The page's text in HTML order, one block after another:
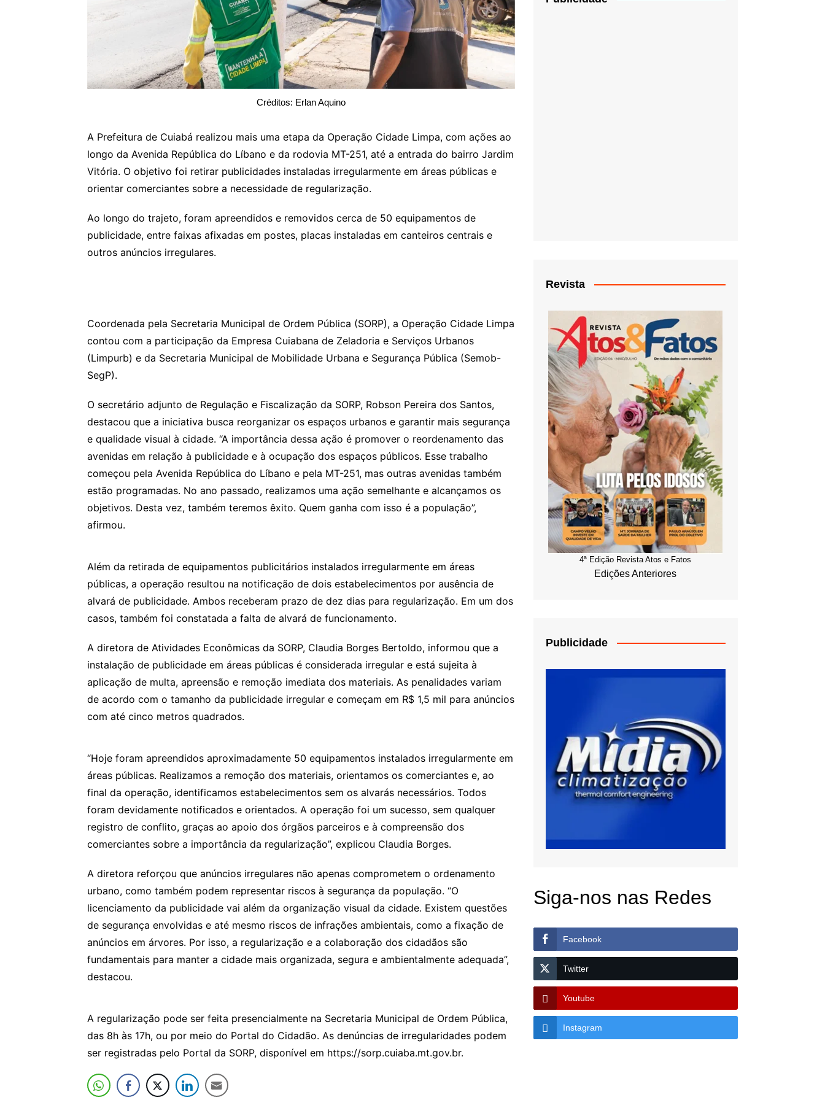
Créditos: Erlan Aquino
A Prefeitura de Cuiabá realizou mais uma etapa da Operação Cidade Limpa, com ações ao
longo da Avenida República do Líbano e da rodovia MT-251, até a entrada do bairro Jardim
Vitória. O objetivo foi retirar publicidades instaladas irregularmente em áreas públicas e
orientar comerciantes sobre a necessidade de regularização.
Ao longo do trajeto, foram apreendidos e removidos cerca de 50 equipamentos de
publicidade, entre faixas afixadas em postes, placas instaladas em canteiros centrais e
outros anúncios irregulares.
Coordenada pela Secretaria Municipal de Ordem Pública (SORP), a Operação Cidade Limpa
contou com a participação da Empresa Cuiabana de Zeladoria e Serviços Urbanos
(Limpurb) e da Secretaria Municipal de Mobilidade Urbana e Segurança Pública (Semob-
SegP).
O secretário adjunto de Regulação e Fiscalização da SORP, Robson Pereira dos Santos,
destacou que a iniciativa busca reorganizar os espaços urbanos e garantir mais segurança
e qualidade visual à cidade. “A importância dessa ação é promover o reordenamento das
avenidas em relação à publicidade e à ocupação dos espaços públicos. Esse trabalho
começou pela Avenida República do Líbano e pela MT-251, mas outras avenidas também
estão programadas. No ano passado, realizamos uma ação semelhante e alcançamos os
objetivos. Desta vez, também teremos êxito. Quem ganha com isso é a população”,
afirmou.
Além da retirada de equipamentos publicitários instalados irregularmente em áreas
públicas, a operação resultou na notificação de dois estabelecimentos por ausência de
alvará de publicidade. Ambos receberam prazo de dez dias para regularização. Em um dos
casos, também foi constatada a falta de alvará de funcionamento.
A diretora de Atividades Econômicas da SORP, Claudia Borges Bertoldo, informou que a
instalação de publicidade em áreas públicas é considerada irregular e está sujeita à
aplicação de multa, apreensão e remoção imediata dos materiais. As penalidades variam
de acordo com o tamanho da publicidade irregular e começam em R$ 1,5 mil para anúncios
com até cinco metros quadrados.
“Hoje foram apreendidos aproximadamente 50 equipamentos instalados irregularmente em
áreas públicas. Realizamos a remoção dos materiais, orientamos os comerciantes e, ao
final da operação, identificamos estabelecimentos sem os alvarás necessários. Todos
foram devidamente notificados e orientados. A operação foi um sucesso, sem qualquer
registro de conflito, graças ao apoio dos órgãos parceiros e à compreensão dos
comerciantes sobre a importância da regularização”, explicou Claudia Borges.
A diretora reforçou que anúncios irregulares não apenas comprometem o ordenamento
urbano, como também podem representar riscos à segurança da população. “O
licenciamento da publicidade vai além da organização visual da cidade. Existem questões
de segurança envolvidas e até mesmo riscos de infrações ambientais, como a fixação de
anúncios em árvores. Por isso, a regularização e a colaboração dos cidadãos são
fundamentais para manter a cidade mais organizada, segura e ambientalmente adequada”,
destacou.
A regularização pode ser feita presencialmente na Secretaria Municipal de Ordem Pública,
das 8h às 17h, ou por meio do Portal do Cidadão. As denúncias de irregularidades podem
ser registradas pelo Portal da SORP, disponível em https://sorp.cuiaba.mt.gov.br.
Revista
4ª Edição Revista Atos e Fatos
Edições Anteriores
Publicidade
Siga-nos nas Redes
Facebook
Twitter
Youtube
Instagram